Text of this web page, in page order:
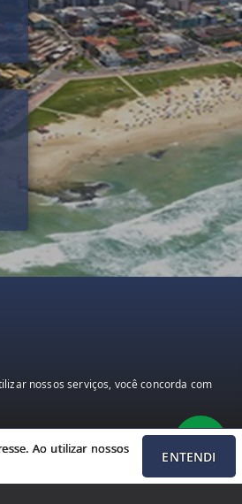
nossos serviços, você concorda com
Ao utilizar nossos
ENTENDI